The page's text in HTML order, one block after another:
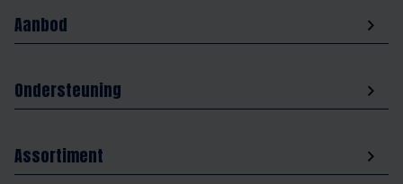
Aanbod
Ondersteuning
Assortiment